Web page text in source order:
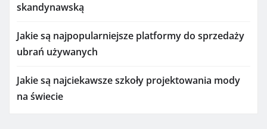
skandynawską
Jakie są najpopularniejsze platformy do sprzedaży
ubrań używanych
Jakie są najciekawsze szkoły projektowania mody
na świecie